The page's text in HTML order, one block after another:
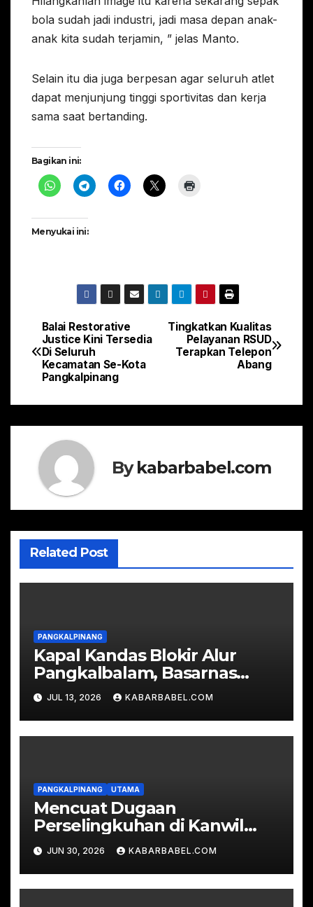
bola sudah jadi industri, jadi masa depan anak-
anak kita sudah terjamin, ” jelas Manto.
Selain itu dia juga berpesan agar seluruh atlet
dapat menjunjung tinggi sportivitas dan kerja
sama saat bertanding.
Bagikan ini:
Menyukai ini:
Navigasi
pos
Tingkatkan Kualitas
Pelayanan RSUD
Terapkan Telepon
Abang
Balai Restorative
Justice Kini Tersedia
Di Seluruh
Kecamatan Se-Kota
Pangkalpinang
Bykabarbabel.com
Related Post
PANGKALPINANG
Kapal Kandas Blokir Alur
Pangkalbalam, Basarnas
Evakuasi Ratusan
Penumpang
JUL 13, 2026 KABARBABEL.COM
PANGKALPINANG UTAMA
Mencuat Dugaan
Perselingkuhan di Kanwil
Kemenkum Babel
JUN 30, 2026 KABARBABEL.COM